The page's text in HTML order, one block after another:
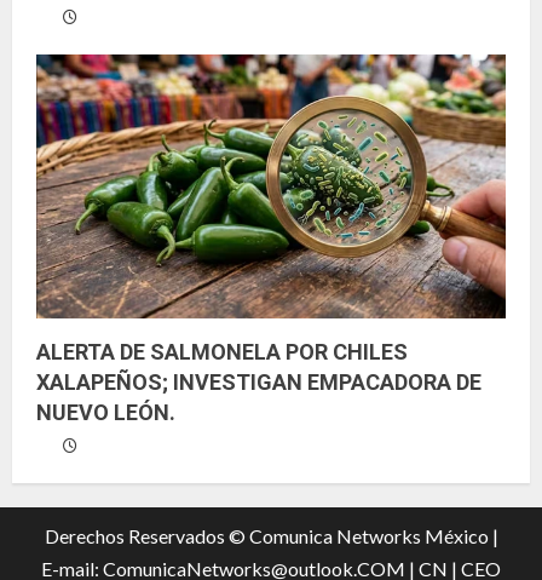
ALERTA DE SALMONELA POR CHILES
XALAPEÑOS; INVESTIGAN EMPACADORA DE
NUEVO LEÓN.
Derechos Reservados © Comunica Networks México |
E-mail: ComunicaNetworks@outlook.COM | CN | CEO